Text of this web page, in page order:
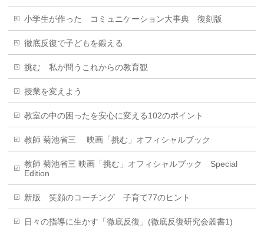
小学生が作った コミュニケーション大事典 復刻版
徹底反復で子どもを鍛える
挑む 私が問うこれからの教育観
授業を変えよう
教室の中の困ったを安心に変える102のポイント
教師 菊池省三 映画「挑む」オフィシャルブック
教師 菊池省三 映画「挑む」オフィシャルブック Special
Edition
新版 笑顔のコーチング 子育て77のヒント
日々の指導に生かす「徹底反復」(徹底反復研究会叢書1)